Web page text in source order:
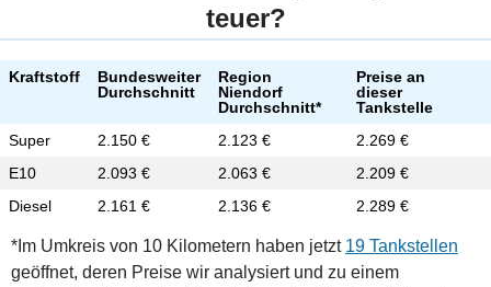
teuer?
Kraftstoff
Bundesweiter
Durchschnitt
Region
Niendorf
Durchschnitt*
Preise an
dieser
Tankstelle
Super
2.150 € 2.123 €
2.269 €
E10
2.093 € 2.063 €
2.209 €
Diesel
2.161 € 2.136 € 2.289 €
*Im Umkreis von 10 Kilometern haben jetzt 19 Tankstellen
geöffnet, deren Preise wir analysiert und zu einem